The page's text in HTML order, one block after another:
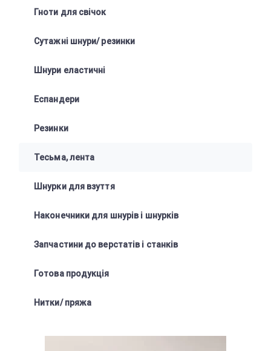
Гноти для свічок
Сутажні шнури/ резинки
Шнури еластичні
Еспандери
Резинки
Тесьма, лента
Шнурки для взуття
Наконечники для шнурів і шнурків
Запчастини до верстатів і станків
Готова продукція
Нитки/ пряжа